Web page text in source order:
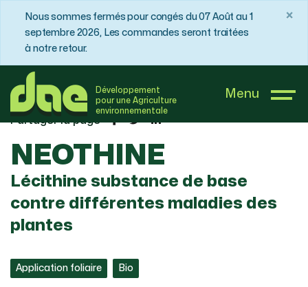
Nous sommes fermés pour congés du 07 Août au 1
septembre 2026, Les commandes seront traitées
à notre retour.
×
Développement
pour une Agriculture
environnementale
Menu
DAE France
Partager la page
NEOTHINE
Lécithine substance de base
contre différentes maladies des
plantes
Application foliaire Bio